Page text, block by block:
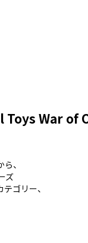
Toys War
、
ズ
ゴリー、